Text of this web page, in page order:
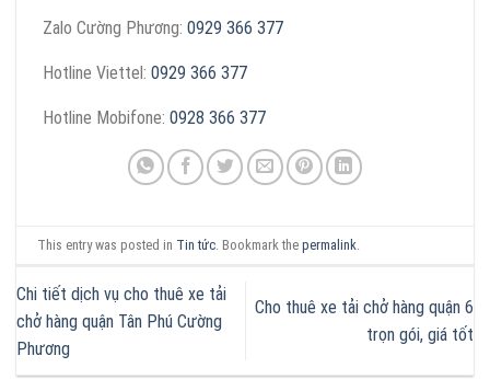
Zalo Cường Phương: 0929 366 377
Hotline Viettel: 0929 366 377
Hotline Mobifone: 0928 366 377
This entry was posted in Tin tức . Bookmark thepermalink
Chi tiết dịch vụ cho thuê xe tải
chở hàng quận Tân Phú Cường
Phương
Cho thuê xe tải chở hàng quận 6
trọn gói, giá tốt